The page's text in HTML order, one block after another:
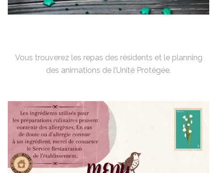
Vous trouverez les repas des résidents et le planning
des animations de l’Unité Protégée.